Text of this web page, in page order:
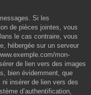
Si les
de pièces jointes, vous
le cas contraire, vous
hébergée sur un serveur
mon-
de lien vers des images
bien évidemment, que
insérer de lien vers des
d’authentification,